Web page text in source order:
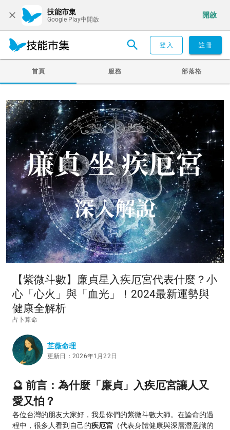
技能市集
Google Play中開啟
開啟
登入 註冊
首頁 服務 部落格
【紫微斗數】廉貞星入疾厄宮代表什麼？小
心「心火」與「血光」！2024最新運勢與
健康全解析
占卜算命
芷薇命理
更新日：2026年1月22日
🔮 前言：為什麼「廉貞」入疾厄宮讓人又
愛又怕？
各位台灣的朋友大家好，我是你們的紫微斗數大師。在論命的過
程中，很多人看到自己的疾厄宮 （代表身體健康與深層潛意識的